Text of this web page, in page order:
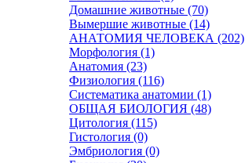
Домашние животные (70)
Вымершие животные (14)
АНАТОМИЯ ЧЕЛОВЕКА (202)
Морфология (1)
Анатомия (23)
Физиология (116)
Систематика анатомии (1)
ОБЩАЯ БИОЛОГИЯ (48)
Цитология (115)
Гистология (0)
Эмбриология (0)